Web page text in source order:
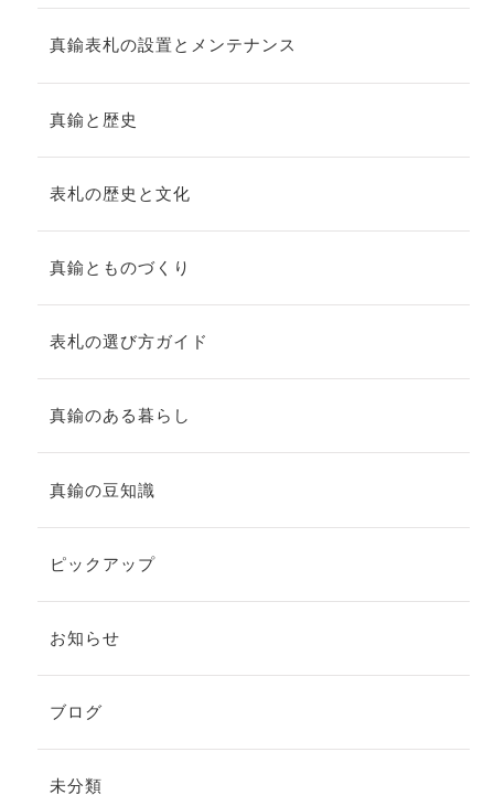
真鍮表札の設置とメンテナンス
真鍮と歴史
表札の歴史と文化
真鍮とものづくり
表札の選び方ガイド
真鍮のある暮らし
真鍮の豆知識
ピックアップ
お知らせ
ブログ
未分類